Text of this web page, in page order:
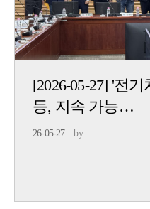
[2026-05-27] '전
등, 지속 가능…
26-05-27by.